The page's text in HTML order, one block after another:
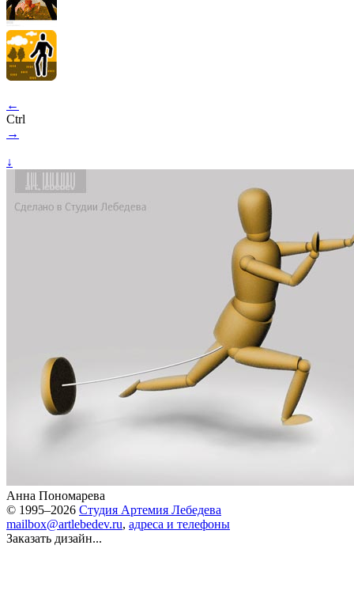
←
Ctrl
→
↓
Анна Пономарева
© 1995–2026 Студия Артемия Лебедева
mailbox@artlebedev.ru, адреса и телефоны
Заказать дизайн...